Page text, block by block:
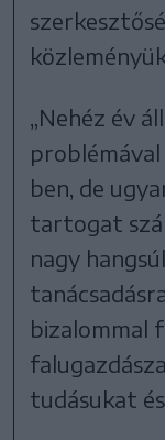
„Nehéz év
ben, de
tartogat
nagy
bizalommal
tudásukat